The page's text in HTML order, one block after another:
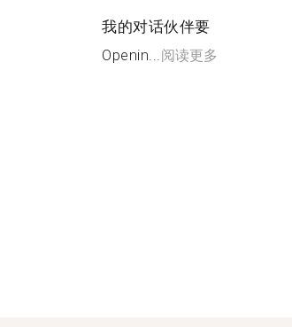
我的对话伙伴要
Openin...阅读更多